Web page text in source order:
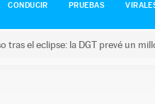
CONDUCIR PRUEBAS
tras el eclipse: la DGT prevé un